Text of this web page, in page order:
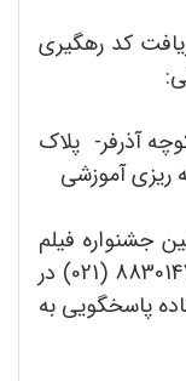
کد رهگیری
آذرفر- پلاک
جشنواره فیلم
رشد : 87196563 – 87196557 - 88301479 (021) در
فعال از ساعت 8 صبح تا 14 آماده پاسخگویی به